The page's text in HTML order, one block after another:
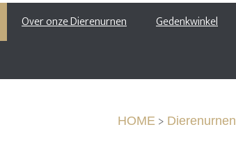
Over onze Dierenurnen Gedenkwinkel
HOME > Dierenurnen